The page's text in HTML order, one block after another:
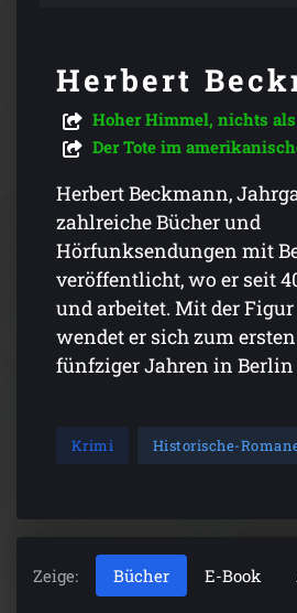
Herbert
Hoher Himmel, nichts
Der Tote im
Herbert Beckmann,
zahlreiche Bücher und
Hörfunksendungen mit
veröffentlicht, wo er seit
und arbeitet. Mit der Figur
wendet er sich zum
fünfziger Jahren in Berlin
Krimi Historische-
Zeige: Bücher E-Book